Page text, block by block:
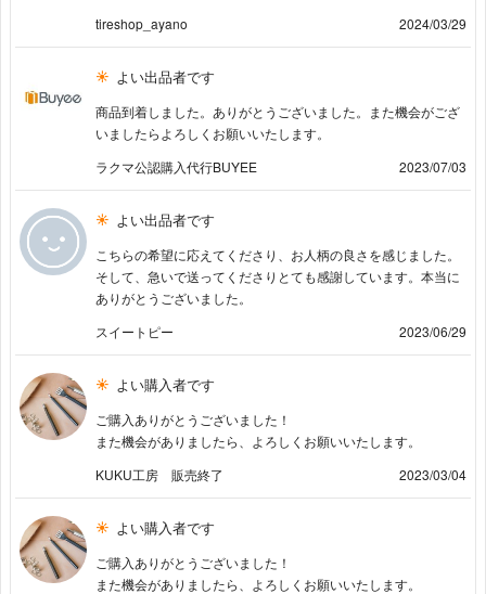
tireshop_ayano
2024/03/29
よい出品者です
商品到着しました。ありがとうございました。また機会がござ
いましたらよろしくお願いいたします。
ラクマ公認購入代行BUYEE
2023/07/03
よい出品者です
こちらの希望に応えてくださり、お人柄の良さを感じました。
そして、急いで送ってくださりとても感謝しています。本当に
ありがとうございました。
スイートピー
2023/06/29
よい購入者です
ご購入ありがとうございました！
また機会がありましたら、よろしくお願いいたします。
KUKU工房 販売終了
2023/03/04
よい購入者です
ご購入ありがとうございました！
また機会がありましたら、よろしくお願いいたします。